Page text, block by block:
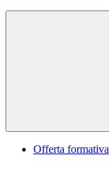
Offerta formativa